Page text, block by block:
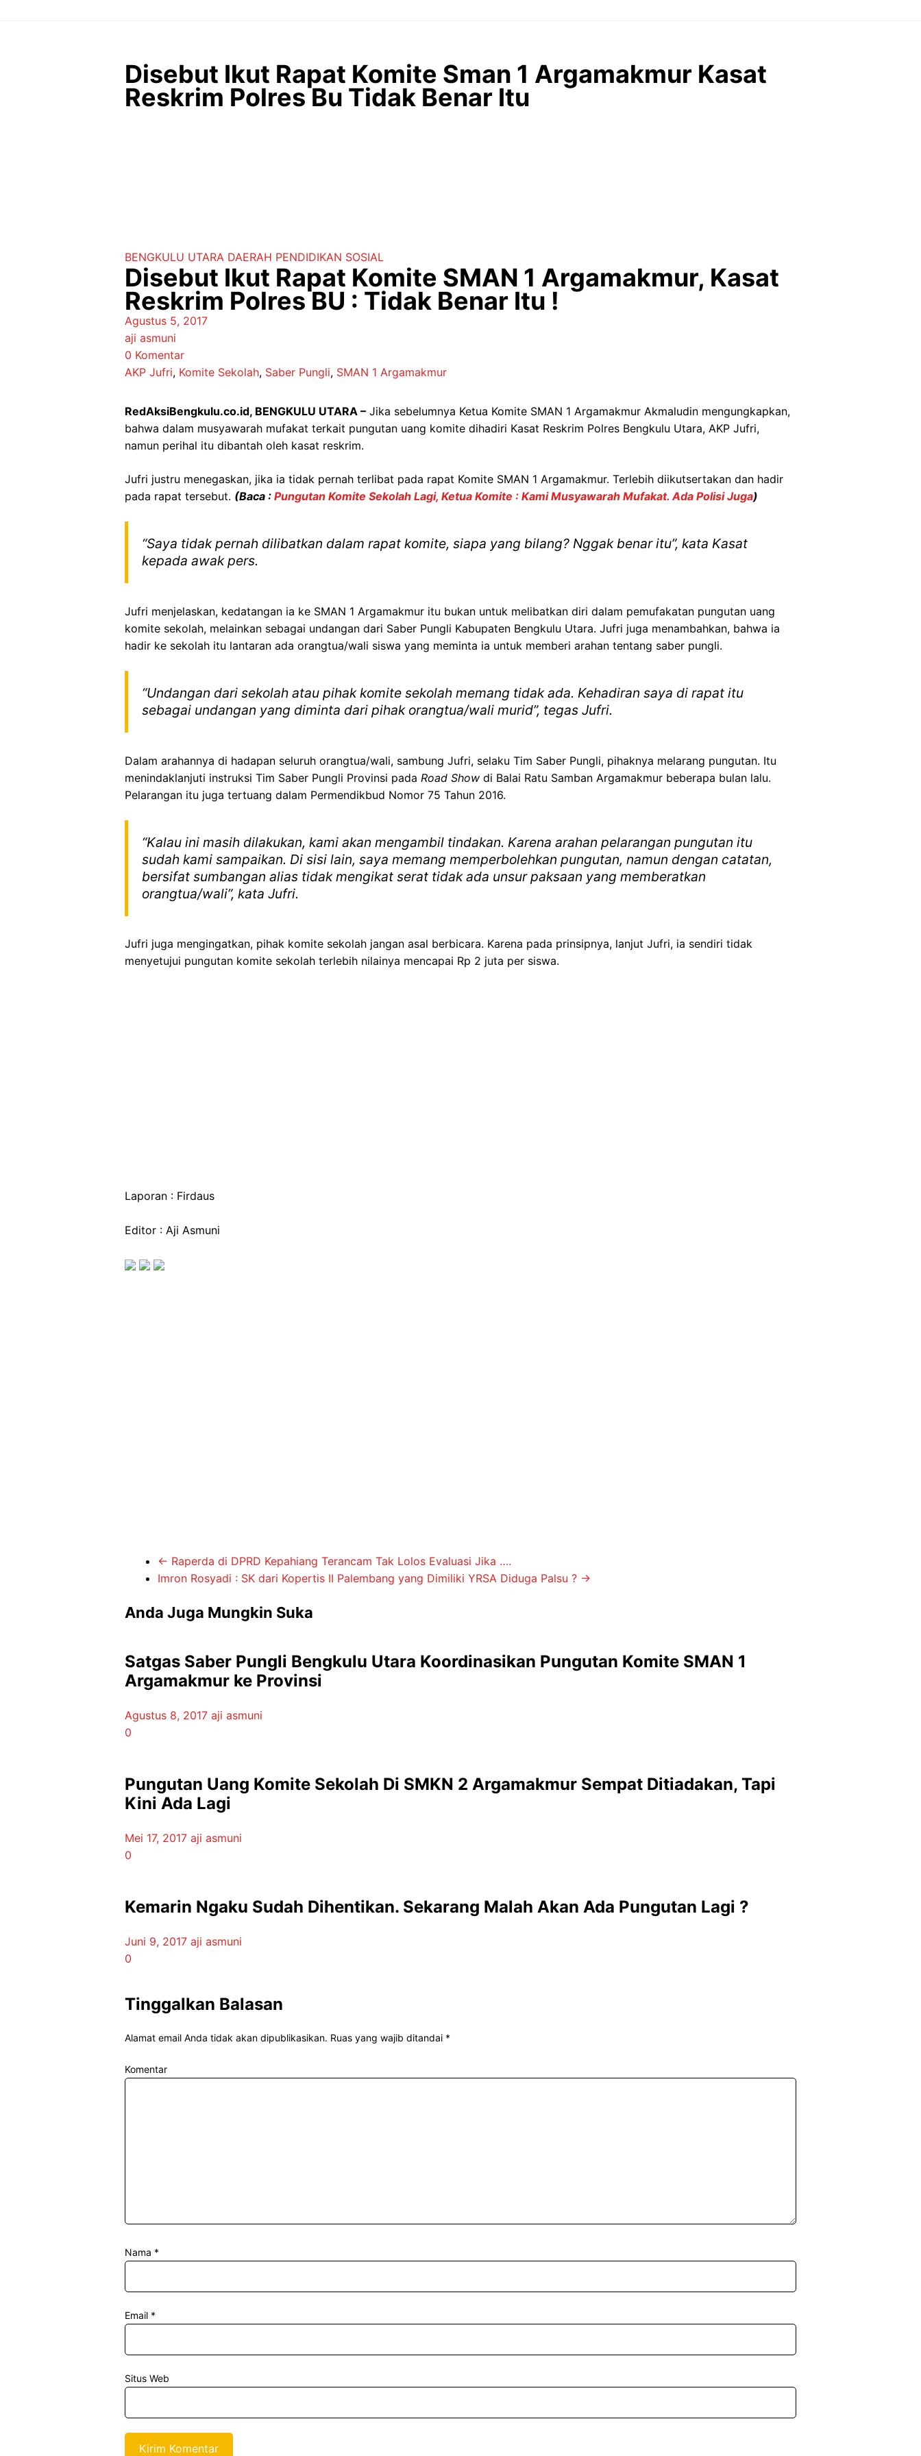
Disebut Ikut Rapat Komite Sman 1 Argamakmur Kasat
Reskrim Polres Bu Tidak Benar Itu
BENGKULU UTARA DAERAH PENDIDIKAN SOSIAL
Disebut Ikut Rapat Komite SMAN 1 Argamakmur, Kasat
Reskrim Polres BU : Tidak Benar Itu !
Agustus 5, 2017
aji asmuni
0 Komentar
AKP Jufri, Komite Sekolah, Saber Pungli, SMAN 1 Argamakmur
RedAksiBengkulu.co.id, BENGKULU UTARA – Jika sebelumnya Ketua Komite SMAN 1 Argamakmur Akmaludin mengungkapkan,
bahwa dalam musyawarah mufakat terkait pungutan uang komite dihadiri Kasat Reskrim Polres Bengkulu Utara, AKP Jufri,
namun perihal itu dibantah oleh kasat reskrim.
Jufri justru menegaskan, jika ia tidak pernah terlibat pada rapat Komite SMAN 1 Argamakmur. Terlebih diikutsertakan dan hadir
pada rapat tersebut. (Baca : Pungutan Komite Sekolah Lagi, Ketua Komite : Kami Musyawarah Mufakat. Ada Polisi Juga)
“Saya tidak pernah dilibatkan dalam rapat komite, siapa yang bilang? Nggak benar itu”, kata Kasat
kepada awak pers.
Jufri menjelaskan, kedatangan ia ke SMAN 1 Argamakmur itu bukan untuk melibatkan diri dalam pemufakatan pungutan uang
komite sekolah, melainkan sebagai undangan dari Saber Pungli Kabupaten Bengkulu Utara. Jufri juga menambahkan, bahwa ia
hadir ke sekolah itu lantaran ada orangtua/wali siswa yang meminta ia untuk memberi arahan tentang saber pungli.
“Undangan dari sekolah atau pihak komite sekolah memang tidak ada. Kehadiran saya di rapat itu
sebagai undangan yang diminta dari pihak orangtua/wali murid”, tegas Jufri.
Dalam arahannya di hadapan seluruh orangtua/wali, sambung Jufri, selaku Tim Saber Pungli, pihaknya melarang pungutan. Itu
menindaklanjuti instruksi Tim Saber Pungli Provinsi pada Road Show di Balai Ratu Samban Argamakmur beberapa bulan lalu.
Pelarangan itu juga tertuang dalam Permendikbud Nomor 75 Tahun 2016.
“Kalau ini masih dilakukan, kami akan mengambil tindakan. Karena arahan pelarangan pungutan itu
sudah kami sampaikan. Di sisi lain, saya memang memperbolehkan pungutan, namun dengan catatan,
bersifat sumbangan alias tidak mengikat serat tidak ada unsur paksaan yang memberatkan
orangtua/wali”, kata Jufri.
Jufri juga mengingatkan, pihak komite sekolah jangan asal berbicara. Karena pada prinsipnya, lanjut Jufri, ia sendiri tidak
menyetujui pungutan komite sekolah terlebih nilainya mencapai Rp 2 juta per siswa.
Laporan : Firdaus
Editor : Aji Asmuni
← Raperda di DPRD Kepahiang Terancam Tak Lolos Evaluasi Jika ….
Imron Rosyadi : SK dari Kopertis II Palembang yang Dimiliki YRSA Diduga Palsu ? →
Anda Juga Mungkin Suka
Satgas Saber Pungli Bengkulu Utara Koordinasikan Pungutan Komite SMAN 1
Argamakmur ke Provinsi
Agustus 8, 2017 aji asmuni
0
Pungutan Uang Komite Sekolah Di SMKN 2 Argamakmur Sempat Ditiadakan, Tapi
Kini Ada Lagi
Mei 17, 2017 aji asmuni
0
Kemarin Ngaku Sudah Dihentikan. Sekarang Malah Akan Ada Pungutan Lagi ?
Juni 9, 2017 aji asmuni
0
Tinggalkan Balasan
Alamat email Anda tidak akan dipublikasikan. Ruas yang wajib ditandai *
Komentar
Nama *
Email *
Situs Web